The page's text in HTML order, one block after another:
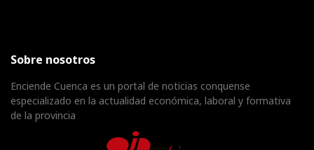
Sobre nosotros
Enciende Cuenca es un portal de noticias conquense
especializado en la actualidad económica, laboral y formativa
de la provincia